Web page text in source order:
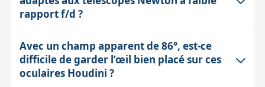
rapport f/d ?
Oui, ces oculaires sont spécifiquement conçus pour
corriger la coma sur les Newton avec un rapport f/d
aussi bas que f/3.6, où la coma est très visible sur les
Avec un champ apparent de 86°, est-ce
difficile de garder l’œil bien placé sur ces
oculaires Houdini ?